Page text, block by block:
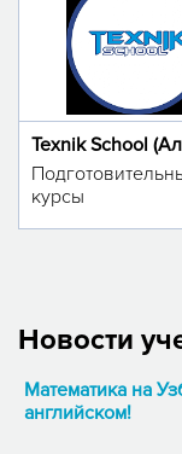
Texnik School
курсы
Новости
Математика на
английском!